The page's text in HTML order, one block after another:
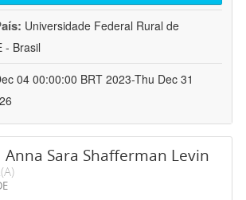
Universidade Federal Rural de
- Brasil
04 00:00:00 BRT 2023-Thu Dec 31
Anna Sara Shafferman Levin